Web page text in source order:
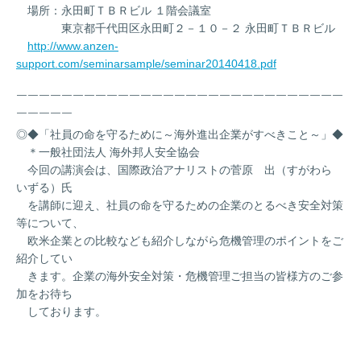
場所：永田町ＴＢＲビル １階会議室
東京都千代田区永田町２－１０－２ 永田町ＴＢＲビル
http://www.anzen-
support.com/seminarsample/seminar20140418.pdf
￣￣￣￣￣￣￣￣￣￣￣￣￣￣￣￣￣￣￣￣￣￣￣￣￣￣￣￣￣
￣￣￣￣￣
◎◆「社員の命を守るために～海外進出企業がすべきこと～」◆
＊一般社団法人 海外邦人安全協会
今回の講演会は、国際政治アナリストの菅原 出（すがわら
いずる）氏
を講師に迎え、社員の命を守るための企業のとるべき安全対策
等について、
欧米企業との比較なども紹介しながら危機管理のポイントをご
紹介してい
きます。企業の海外安全対策・危機管理ご担当の皆様方のご参
加をお待ち
しております。